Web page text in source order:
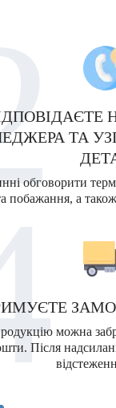
ТА
обговорити
побажання, а
можна
Після